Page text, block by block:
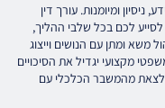
ומיומנות. עורך דין
לכם בכל שלבי ההליך,
משא ומתן עם הנושים וייצוג
מקצועי יגדיל את הסיכויים
מהמשבר הכלכלי עם